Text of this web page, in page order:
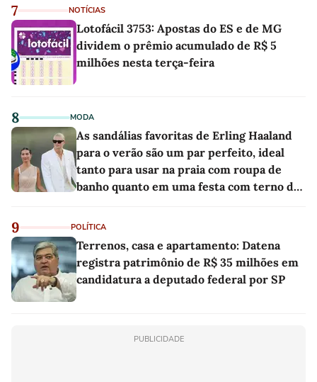
7 NOTÍCIAS
Lotofácil 3753: Apostas do ES e de MG
dividem o prêmio acumulado de R$ 5
milhões nesta terça-feira
8 MODA
As sandálias favoritas de Erling Haaland
para o verão são um par perfeito, ideal
tanto para usar na praia com roupa de
banho quanto em uma festa com terno de
9 POLÍTICA
Terrenos, casa e apartamento: Datena
registra patrimônio de R$ 35 milhões em
candidatura a deputado federal por SP
PUBLICIDADE